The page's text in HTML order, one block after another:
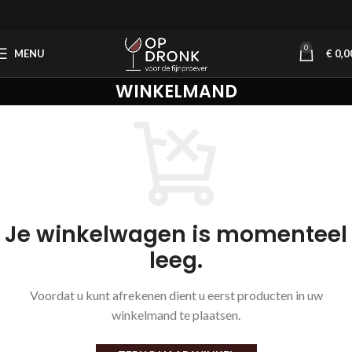
MENU 0 €
WINKELMAND
Je winkelwagen is momenteel
leeg.
Voordat u kunt afrekenen dient u eerst producten in uw
winkelmand te plaatsen.